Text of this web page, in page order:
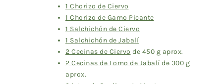
1 Chorizo de Ciervo
1 Chorizo de Gamo Picante
1 Salchichón de Ciervo
1 Salchichón de Jabalí
2 Cecinas de Ciervo de 450 g aprox.
2 Cecinas de Lomo de Jabalí de 300 g
aprox.